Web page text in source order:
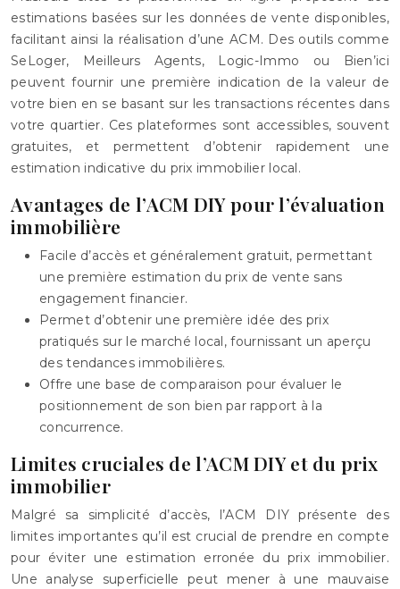
estimations basées sur les données de vente disponibles,
facilitant ainsi la réalisation d’une ACM. Des outils comme
SeLoger, Meilleurs Agents, Logic-Immo ou Bien’ici
peuvent fournir une première indication de la valeur de
votre bien en se basant sur les transactions récentes dans
votre quartier. Ces plateformes sont accessibles, souvent
gratuites, et permettent d’obtenir rapidement une
estimation indicative du prix immobilier local.
Avantages de l’ACM DIY pour l’évaluation
immobilière
Facile d’accès et généralement gratuit, permettant
une première estimation du prix de vente sans
engagement financier.
Permet d’obtenir une première idée des prix
pratiqués sur le marché local, fournissant un aperçu
des tendances immobilières.
Offre une base de comparaison pour évaluer le
positionnement de son bien par rapport à la
concurrence.
Limites cruciales de l’ACM DIY et du prix
immobilier
Malgré sa simplicité d’accès, l’ACM DIY présente des
limites importantes qu’il est crucial de prendre en compte
pour éviter une estimation erronée du prix immobilier.
Une analyse superficielle peut mener à une mauvaise